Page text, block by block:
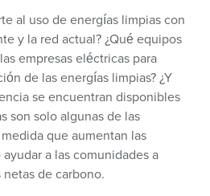
al uso de energías limpias con
y la red actual? ¿Qué equipos
empresas eléctricas para
de las energías limpias? ¿Y
se encuentran disponibles
son solo algunas de las
que aumentan las
a las comunidades a
de carbono.